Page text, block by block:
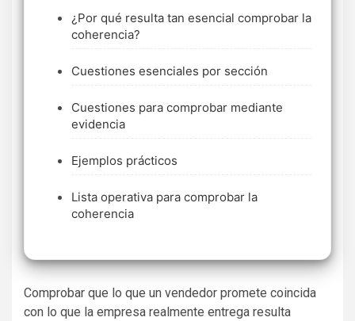
¿Por qué resulta tan esencial comprobar la
coherencia?
Cuestiones esenciales por sección
Cuestiones para comprobar mediante
evidencia
Ejemplos prácticos
Lista operativa para comprobar la
coherencia
Comprobar que lo que un vendedor promete coincida
con lo que la empresa realmente entrega resulta